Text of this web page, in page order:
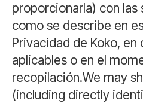
proporcionarla) con
como se describe en
Privacidad de Koko, en
aplicables o en el
recopilación.We may
(including directly